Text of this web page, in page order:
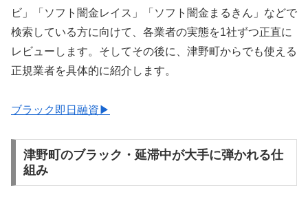
ビ」「ソフト闇金レイス」「ソフト闇金まるきん」などで
検索している方に向けて、各業者の実態を1社ずつ正直に
レビューします。そしてその後に、津野町からでも使える
正規業者を具体的に紹介します。
ブラック即日融資▶
津野町のブラック・延滞中が大手に弾かれる仕
組み